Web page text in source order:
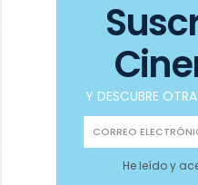
Y DESCUBRE
He leído y